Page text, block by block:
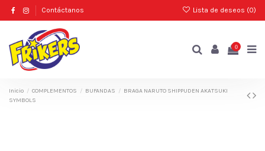
Contáctanos Lista de deseos (0)
0
Inicio COMPLEMENTOS BUFANDAS
BRAGA NARUTO SHIPPUDEN AKATSUKI
SYMBOLS